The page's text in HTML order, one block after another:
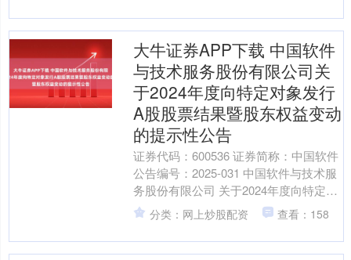
大牛证券APP下载 中国软件
与技术服务股份有限公司关
于2024年度向特定对象发行
A股股票结果暨股东权益变动
的提示性公告
证券代码：600536 证券简称：中国软件
公告编号：2025-031 中国软件与技术服
务股份有限公司 关于2024年度向特定对
象 发行A股股票结果 暨股东权益变....
分类：网上炒股配资 查看：158